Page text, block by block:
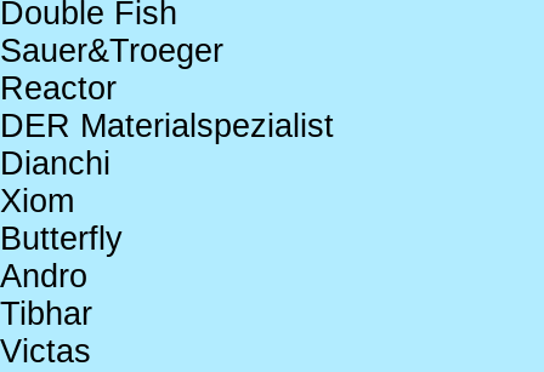
Double Fish
Sauer&Troeger
Reactor
DER Materialspezialist
Dianchi
Xiom
Butterfly
Andro
Tibhar
Victas